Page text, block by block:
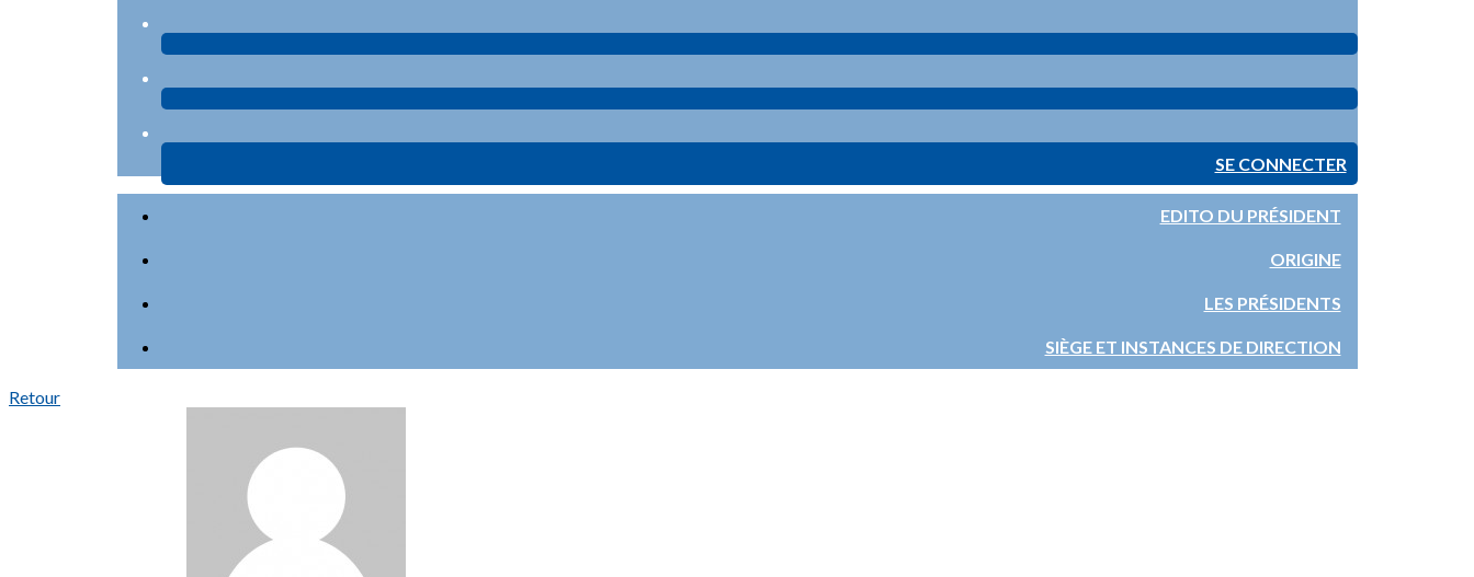
SE CONNECTER
EDITO DU PRÉSIDENT
ORIGINE
LES PRÉSIDENTS
SIÈGE ET INSTANCES DE DIRECTION
Retour